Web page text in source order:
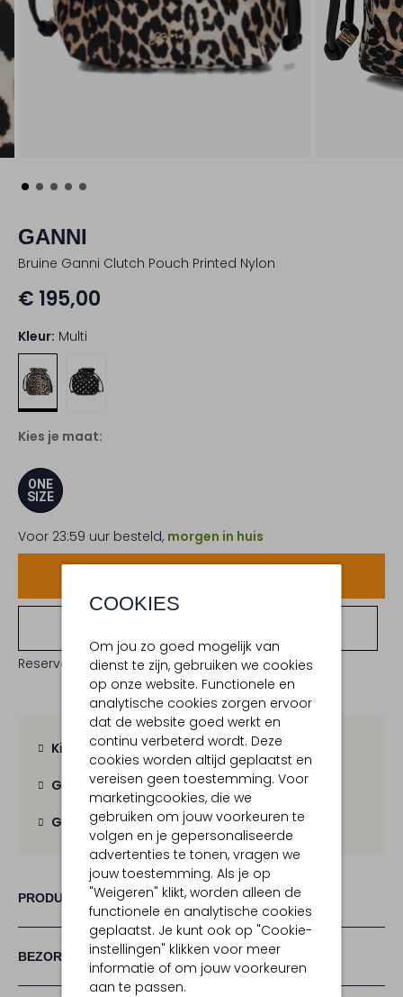
COOKIES
Om jou zo goed mogelijk van
dienst te zijn, gebruiken we cookies
op onze website. Functionele en
analytische cookies zorgen ervoor
dat de website goed werkt en
continu verbeterd wordt. Deze
cookies worden altijd geplaatst en
vereisen geen toestemming. Voor
marketingcookies, die we
gebruiken om jouw voorkeuren te
volgen en je gepersonaliseerde
advertenties te tonen, vragen we
jouw toestemming. Als je op
"Weigeren" klikt, worden alleen de
functionele en analytische cookies
geplaatst. Je kunt ook op "Cookie-
instellingen" klikken voor meer
informatie of om jouw voorkeuren
aan te passen.
GANNI
Bruine Ganni Clutch Pouch Printed Nylon
€ 195,00
Kleur: Multi
Kies je maat:
ONE
SIZE
Voor 23:59 uur besteld, morgen in huis
Reserveer direct in een van onze 19 boutiques
Kies zelf je bezorgmoment
Gratis verzendingvanaf € 100,-
Gratis retourbinnen 30 dagen
PRODUCT INFORMATIE
BEZORGEN & RETOURNEREN